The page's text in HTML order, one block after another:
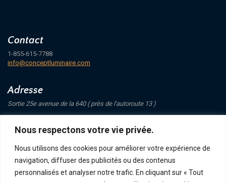
Nous respectons votre vie privée.
Nous utilisons des cookies pour améliorer votre expérience de
navigation, diffuser des publicités ou des contenus
personnalisés et analyser notre trafic. En cliquant sur « Tout
Contact
1-855-615-7788
info@conceptluminaire.com
Adresse
Sortie 25e avenue de la 640 ( près de l'autoroute 13 )
Saint-Eustache
Suivez-nous